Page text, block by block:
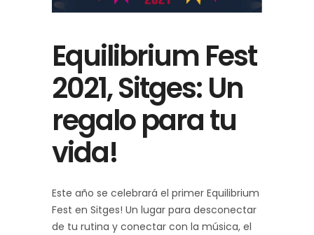
Equilibrium Fest
2021, Sitges: Un
regalo para tu
vida!
Este año se celebrará el primer Equilibrium
Fest en Sitges! Un lugar para desconectar
de tu rutina y conectar con la música, el